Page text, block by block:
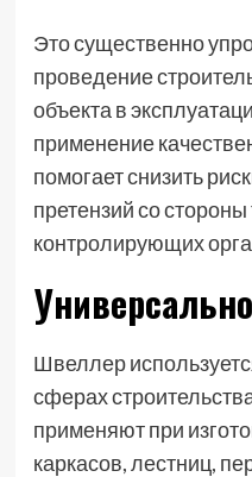
Это существенно
проведение
объекта в
применение
помогает снизить
претензий со
контролирующих
Швеллер
сферах
применяют при
каркасов, лестниц,